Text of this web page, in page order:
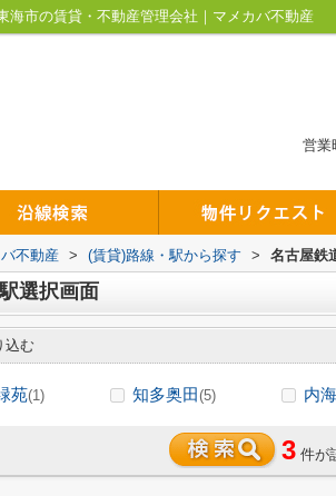
海市の賃貸・不動産管理会社｜マメカバ不動産
営業
不動産 > (賃貸)路線・駅から探す > 名古屋鉄
選択画面
む
苑(1) 知多奥田(5) 内海
3 件が